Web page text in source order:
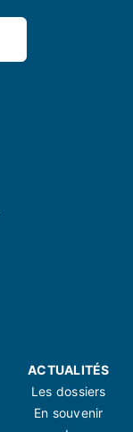
ACTUALITÉS
Les dossiers
En souvenir